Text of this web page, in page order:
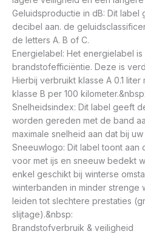
Geluidsproductie in dB: Dit
decibel aan. de
de letters A. B of C.
Energielabel: Het energielabel
brandstofefficiëntie. Deze is
Hierbij verbruikt klasse A 0.1
klasse B per 100 kilometer.&nbsp:
Snelheidsindex: Dit label geeft
worden gereden met de band
maximale snelheid aan dat bij
Sneeuwlogo: Dit label toont aan
voor met ijs en sneeuw bedekt
enkel geschikt bij winterse
winterbanden in minder strenge
leiden tot slechtere prestaties
slijtage).&nbsp:
Brandstofverbruik & veiligheid